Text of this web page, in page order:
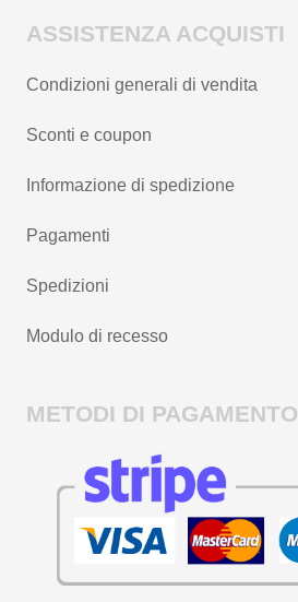
ASSISTENZA ACQUISTI
Condizioni generali di vendita
Sconti e coupon
Informazione di spedizione
Pagamenti
Spedizioni
Modulo di recesso
METODI DI PAGAMENTO